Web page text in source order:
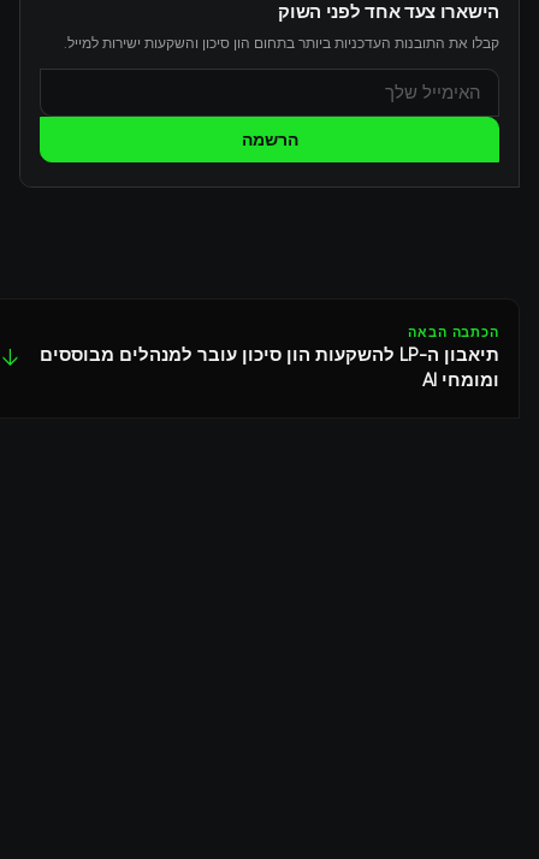
הישארו צעד אחד לפני השוק
קבלו את התובנות העדכניות ביותר בתחום הון סיכון והשקעות ישירות למייל.
הרשמה
הכתבה הבאה
תיאבון ה-LP להשקעות הון סיכון עובר למנהלים מבוססים
ומומחי AI